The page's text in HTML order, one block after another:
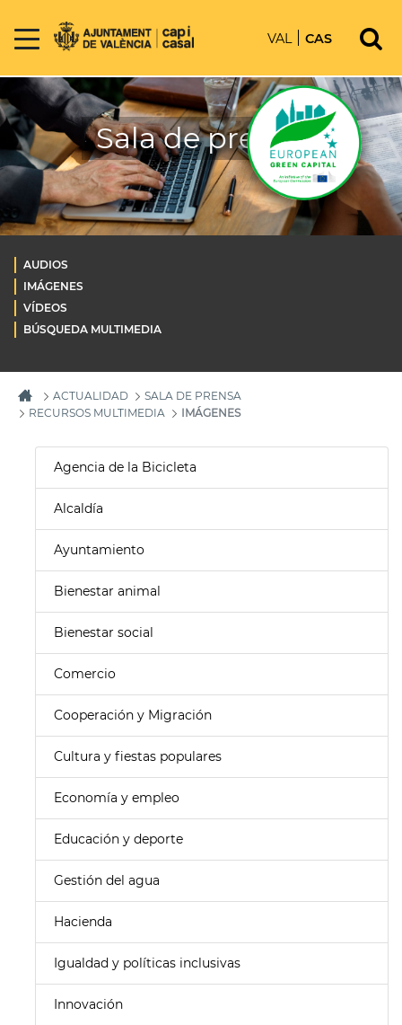
VAL CAS
Sala de prensa
AUDIOS
IMÁGENES
VÍDEOS
BÚSQUEDA MULTIMEDIA
ACTUALIDAD
SALA DE PRENSA
RECURSOS MULTIMEDIA
IMÁGENES
Agencia de la Bicicleta
Alcaldía
Ayuntamiento
Bienestar animal
Bienestar social
Comercio
Cooperación y Migración
Cultura y fiestas populares
Economía y empleo
Educación y deporte
Gestión del agua
Hacienda
Igualdad y políticas inclusivas
Innovación